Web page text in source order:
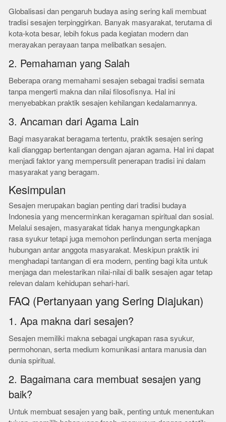
Globalisasi dan pengaruh budaya asing sering kali membuat
tradisi sesajen terpinggirkan. Banyak masyarakat, terutama di
kota-kota besar, lebih fokus pada kegiatan modern dan
merayakan perayaan tanpa melibatkan sesajen.
2. Pemahaman yang Salah
Beberapa orang memahami sesajen sebagai tradisi semata
tanpa mengerti makna dan nilai filosofisnya. Hal ini
menyebabkan praktik sesajen kehilangan kedalamannya.
3. Ancaman dari Agama Lain
Bagi masyarakat beragama tertentu, praktik sesajen sering
kali dianggap bertentangan dengan ajaran agama. Hal ini dapat
menjadi faktor yang mempersulit penerapan tradisi ini dalam
masyarakat yang beragam.
Kesimpulan
Sesajen merupakan bagian penting dari tradisi budaya
Indonesia yang mencerminkan keragaman spiritual dan sosial.
Melalui sesajen, masyarakat tidak hanya mengungkapkan
rasa syukur tetapi juga memohon perlindungan serta menjaga
hubungan antar anggota masyarakat. Meskipun praktik ini
menghadapi tantangan di era modern, penting bagi kita untuk
menjaga dan melestarikan nilai-nilai di balik sesajen agar tetap
relevan dalam kehidupan sehari-hari.
FAQ (Pertanyaan yang Sering Diajukan)
1. Apa makna dari sesajen?
Sesajen memiliki makna sebagai ungkapan rasa syukur,
permohonan, serta medium komunikasi antara manusia dan
dunia spiritual.
2. Bagaimana cara membuat sesajen yang
baik?
Untuk membuat sesajen yang baik, penting untuk menentukan